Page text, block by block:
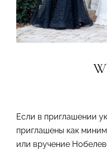
Если в приглашении
приглашены как
или вручение